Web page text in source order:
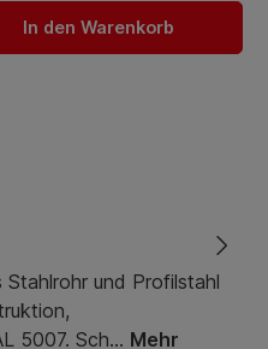
Wert ein oder
In den Warenkorb
und Profilstahl
5007. Sch… Mehr